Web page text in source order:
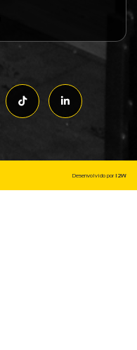
Desenvolvido por I2W